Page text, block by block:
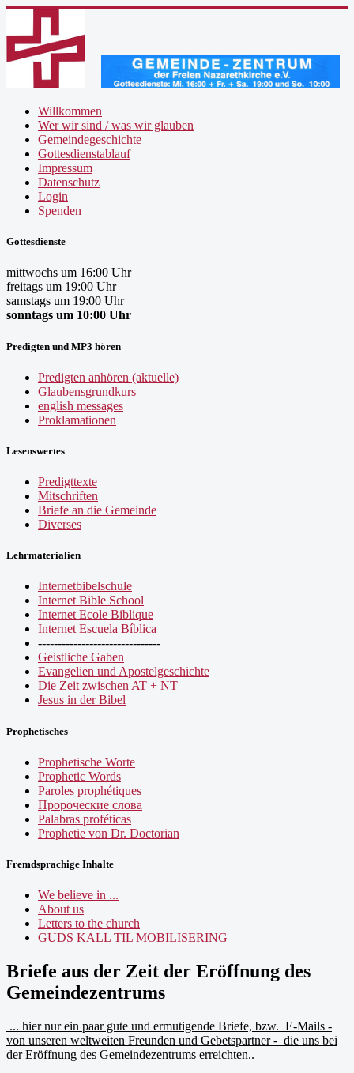
Willkommen
Wer wir sind / was wir glauben
Gemeindegeschichte
Gottesdienstablauf
Impressum
Datenschutz
Login
Spenden
Gottesdienste
mittwochs um 16:00 Uhr
freitags um 19:00 Uhr
samstags um 19:00 Uhr
sonntags um 10:00 Uhr
Predigten und MP3 hören
Predigten anhören (aktuelle)
Glaubensgrundkurs
english messages
Proklamationen
Lesenswertes
Predigttexte
Mitschriften
Briefe an die Gemeinde
Diverses
Lehrmaterialien
Internetbibelschule
Internet Bible School
Internet Ecole Biblique
Internet Escuela Bíblica
-------------------------------
Geistliche Gaben
Evangelien und Apostelgeschichte
Die Zeit zwischen AT + NT
Jesus in der Bibel
Prophetisches
Prophetische Worte
Prophetic Words
Paroles prophétiques
Пророческие слова
Palabras proféticas
Prophetie von Dr. Doctorian
Fremdsprachige Inhalte
We believe in ...
About us
Letters to the church
GUDS KALL TIL MOBILISERING
Briefe aus der Zeit der Eröffnung des
Gemeindezentrums
... hier nur ein paar gute und ermutigende Briefe, bzw. E-Mails -
von unseren weltweiten Freunden und Gebetspartner - die uns bei
der Eröffnung des Gemeindezentrums erreichten..